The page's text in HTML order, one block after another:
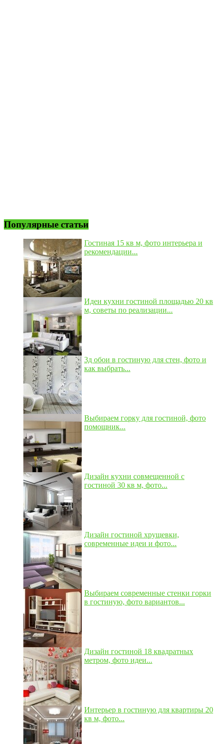
Популярные статьи
Гостиная 15 кв м, фото интерьера и
рекомендации...
Идеи кухни гостиной площадью 20 кв
м, советы по реализации...
3д обои в гостиную для стен, фото и
как выбрать...
Выбираем горку для гостиной, фото
помощник...
Дизайн кухни совмещенной с
гостиной 30 кв м, фото...
Дизайн гостиной хрущевки,
современные идеи и фото...
Выбираем современные стенки горки
в гостиную, фото вариантов...
Дизайн гостиной 18 квадратных
метром, фото идеи...
Интерьер в гостиную для квартиры 20
кв м, фото...